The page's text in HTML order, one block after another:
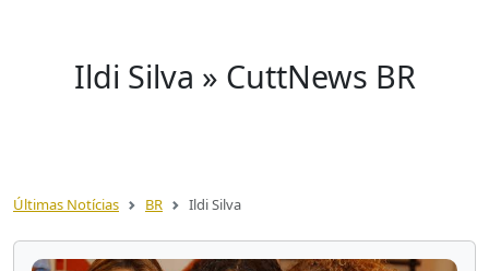
Ildi Silva » CuttNews BR
Últimas Notícias BR Ildi Silva